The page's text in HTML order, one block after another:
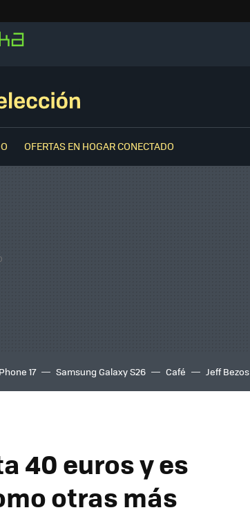
OFERTAS EN HOGAR CONECTADO
17 Samsung Galaxy S26 Café Jeff Bezos
40 euros y es
otras más